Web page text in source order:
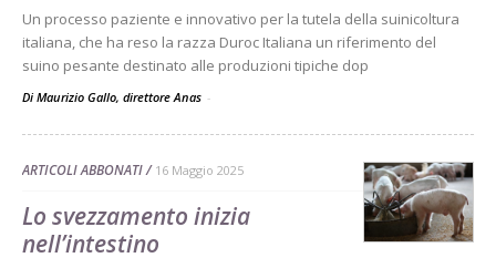
Un processo paziente e innovativo per la tutela della suinicoltura
italiana, che ha reso la razza Duroc Italiana un riferimento del
suino pesante destinato alle produzioni tipiche dop
Di Maurizio Gallo, direttore Anas -
ARTICOLI ABBONATI 16 Maggio 2025
Lo svezzamento inizia
nell’intestino